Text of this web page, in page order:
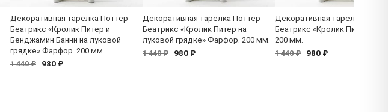
Декоративная тарелка Поттер
Беатрикс «Кролик Питер и
Бенджамин Банни на луковой
грядке» Фарфор. 200 мм.
1 440 ₽
980 ₽
Декоративная тарелка Поттер
Беатрикс «Кролик Питер на
луковой грядке» Фарфор. 200 мм.
1 440 ₽
980 ₽
Декоративная тарелка
Беатрикс «Кролик Питер»
200 мм.
1 440 ₽
980 ₽